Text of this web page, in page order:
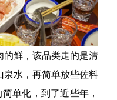
鲜，该品类走的是清
水，再简单放些佐料
单化，到了近些年，